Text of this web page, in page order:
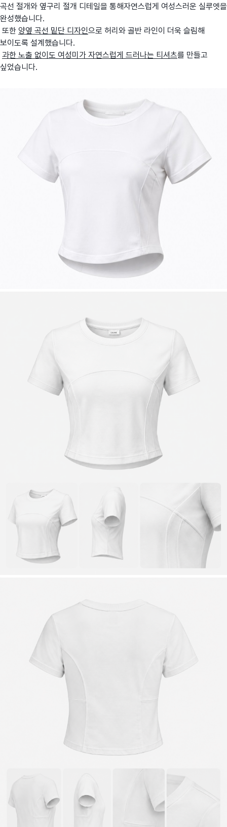
곡선 절개와 옆구리 절개 디테일을 통해자연스럽게 여성스러운 실루엣을
완성했습니다.
또한 양옆 곡선 밑단 디자인으로 허리와 골반 라인이 더욱 슬림해
보이도록 설계했습니다.
과한 노출 없이도 여성미가 자연스럽게 드러나는 티셔츠를 만들고
싶었습니다.